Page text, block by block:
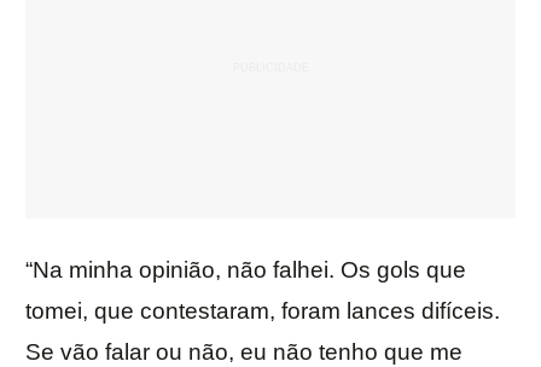
“Na minha opinião, não falhei. Os gols que
tomei, que contestaram, foram lances difíceis.
Se vão falar ou não, eu não tenho que me